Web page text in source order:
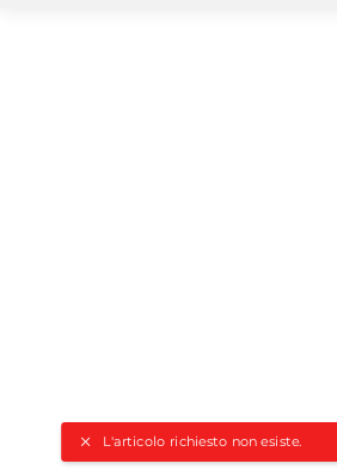
L'articolo richiesto non esiste.